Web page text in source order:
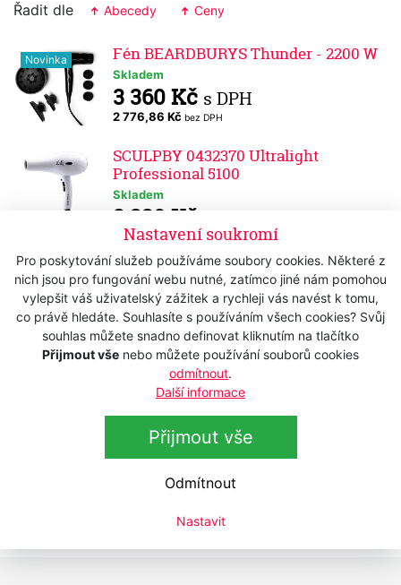
Nastavení soukromí
Pro poskytování služeb používáme soubory cookies. Některé z
nich jsou pro fungování webu nutné, zatímco jiné nám pomohou
vylepšit váš uživatelský zážitek a rychleji vás navést k tomu,
co právě hledáte. Souhlasíte s používáním všech cookies? Svůj
souhlas můžete snadno definovat kliknutím na tlačítko
Přijmout vše nebo můžete používání souborů cookies
odmítnout.
Další informace
Přijmout vše
Odmítnout
Nastavit
Řadit dle Abecedy Ceny
Novinka Fén BEARDBURYS Thunder - 2200 W
Skladem
3 360 Kč s DPH
2 776,86 Kč bez DPH
SCULPBY 0432370 Ultralight
Professional 5100
Skladem
2 330 Kč
1 925,62 Kčbez DPH
SCULPBY 0432334 Ionic Professional
3300-C - Pink
Skladem
1 490 Kč s DPH
1 231,40 Kčbez DPH
SCULPBY 0432314 WIND Professional
3300 - Pink
Skladem
1 165 Kč s DPH
962,81 Kčbez DPH